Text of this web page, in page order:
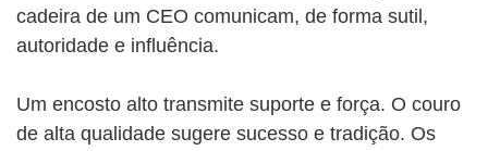
cadeira de um CEO comunicam, de forma sutil,
autoridade e influência.
Um encosto alto transmite suporte e força. O couro
de alta qualidade sugere sucesso e tradição. Os